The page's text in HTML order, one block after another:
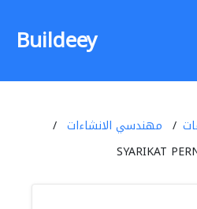
Buildeey
مهندسي الانشاءات
SYARIKAT